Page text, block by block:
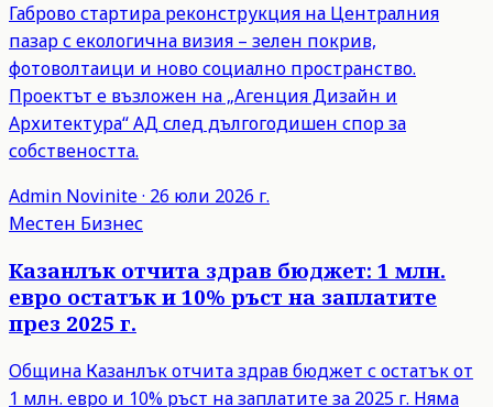
Габрово стартира реконструкция на Централния
пазар с екологична визия – зелен покрив,
фотоволтаици и ново социално пространство.
Проектът е възложен на „Агенция Дизайн и
Архитектура“ АД след дългогодишен спор за
собствеността.
Admin Novinite· 26 юли 2026 г.
Местен Бизнес
Казанлък отчита здрав бюджет: 1 млн.
евро остатък и 10% ръст на заплатите
през 2025 г.
Община Казанлък отчита здрав бюджет с остатък от
1 млн. евро и 10% ръст на заплатите за 2025 г. Няма